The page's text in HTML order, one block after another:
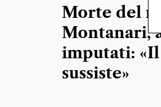
Morte del
Montanari,
imputati:
sussiste»